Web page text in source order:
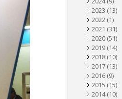
2023 (13)
2022(1)
2021 (31)
2020(51)
2019(14)
2018(10)
2017(13)
2016(9)
2015 (15)
2014(10)